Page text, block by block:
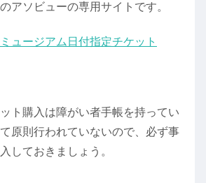
アソビューの専用サイトです。
ュージアム日付指定チケット
ト購入は障がい者手帳を持ってい
原則行われていないので、必ず事
しておきましょう。